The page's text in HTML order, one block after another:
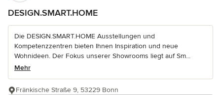
DESIGN.SMART.HOME
Die DESIGN.SMART.HOME Ausstellungen und
Kompetenzzentren bieten Ihnen Inspiration und neue
Wohnideen. Der Fokus unserer Showrooms liegt auf Sm...
Mehr
Fränkische Straße 9, 53229 Bonn